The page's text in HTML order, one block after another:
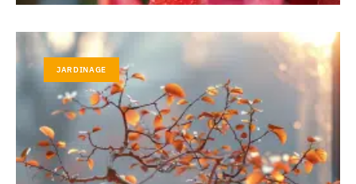
JARDINAGE